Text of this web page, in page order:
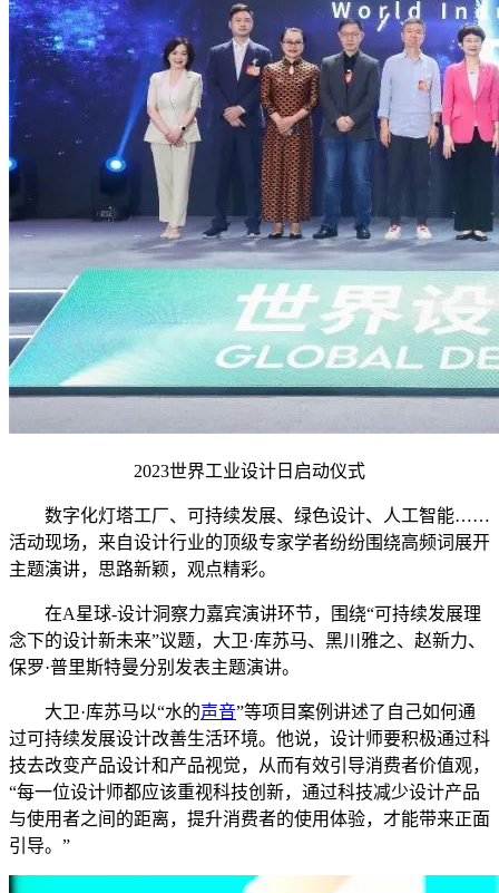
2023世界工业设计日启动仪式
数字化灯塔工厂、可持续发展、绿色设计、人工智能……
活动现场，来自设计行业的顶级专家学者纷纷围绕高频词展开
主题演讲，思路新颖，观点精彩。
在A星球-设计洞察力嘉宾演讲环节，围绕“可持续发展理
念下的设计新未来”议题，大卫·库苏马、黑川雅之、赵新力、
保罗·普里斯特曼分别发表主题演讲。
大卫·库苏马以“水的声音”等项目案例讲述了自己如何通
过可持续发展设计改善生活环境。他说，设计师要积极通过科
技去改变产品设计和产品视觉，从而有效引导消费者价值观，
“每一位设计师都应该重视科技创新，通过科技减少设计产品
与使用者之间的距离，提升消费者的使用体验，才能带来正面
引导。”